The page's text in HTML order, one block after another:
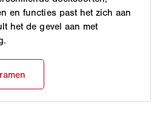
en functies past het zich aan
het de gevel aan met